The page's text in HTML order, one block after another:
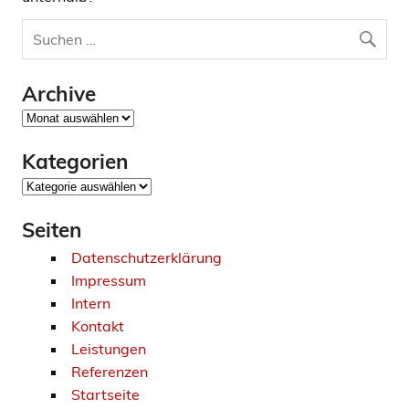
Archive
Archive
Kategorien
Kategorien
Seiten
Datenschutzerklärung
Impressum
Intern
Kontakt
Leistungen
Referenzen
Startseite